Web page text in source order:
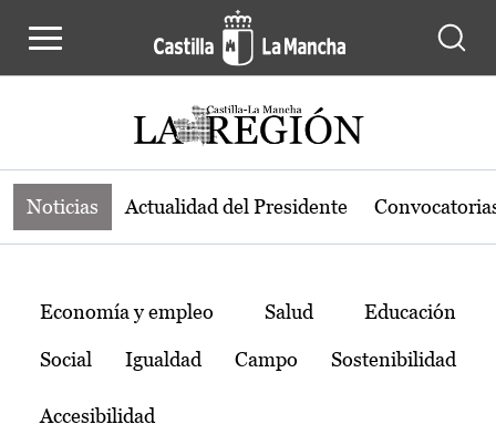
Noticias de la región de Castilla-La
Noticias Actualidad del Presidente
Temas
Economía y empleo Salud Educación
Social Igualdad Campo Sostenibilidad
Accesibilidad